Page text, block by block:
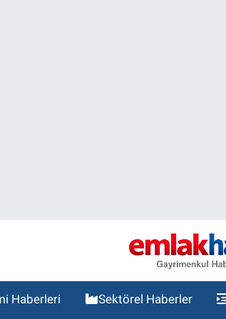
Haberleri Sektörel Haberler